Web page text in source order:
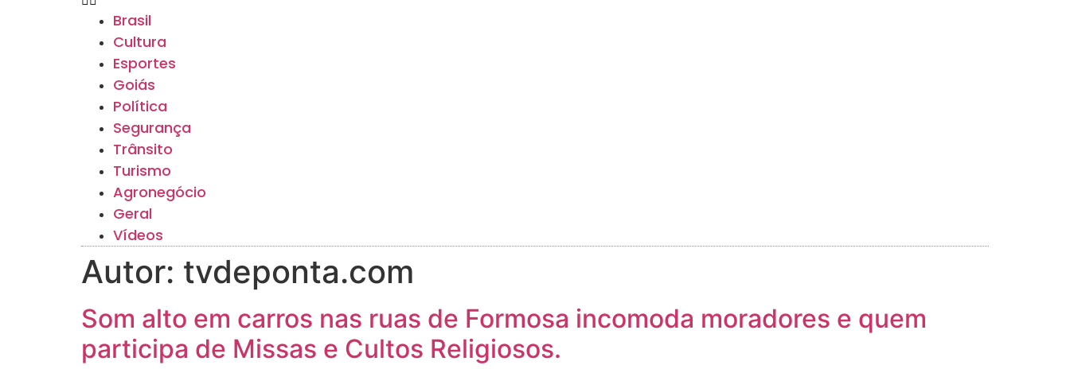
Brasil
Cultura
Esportes
Goiás
Política
Segurança
Trânsito
Turismo
Agronegócio
Geral
Vídeos
Autor: tvdeponta.com
Som alto em carros nas ruas de Formosa incomoda moradores e quem
participa de Missas e Cultos Religiosos.